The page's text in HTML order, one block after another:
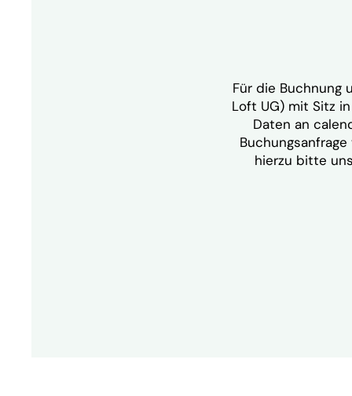
Für die Buchnung
Loft UG) mit Sitz
Daten an
hierzu bitte